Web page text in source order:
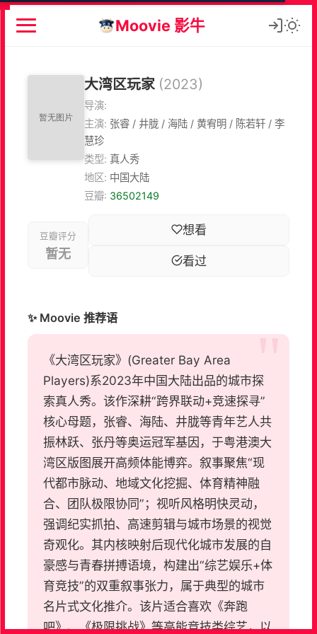
Moovie 影牛
大湾区玩家 (2023)
导演:
主演: 张睿 / 井胧 / 海陆 / 黄宥明 / 陈若轩 / 李
慧珍
类型: 真人秀
地区: 中国大陆
豆瓣: 36502149
豆瓣评分
暂无
想看
看过
✨ Moovie 推荐语
《大湾区玩家》(Greater Bay Area
Players)系2023年中国大陆出品的城市探
索真人秀。该作深耕“跨界联动+竞速探寻”
核心母题，张睿、海陆、井胧等青年艺人共
振林跃、张丹等奥运冠军基因，于粤港澳大
湾区版图展开高频体能博弈。叙事聚焦“现
代都市脉动、地域文化挖掘、体育精神融
合、团队极限协同”；视听风格明快灵动，
强调纪实抓拍、高速剪辑与城市场景的视觉
奇观化。其内核映射后现代化城市发展的自
豪感与青春拼搏语境，构建出“综艺娱乐+体
育竞技”的双重叙事张力，属于典型的城市
名片式文化推介。该片适合喜欢《奔跑
吧》、《极限挑战》等高能竞技类综艺，以